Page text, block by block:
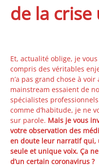
de la
Et, actualité oblige, je
compris des véritables
n’a pas grand chose à
mainstream essaient de
spécialistes
comme d’habitude, je ne
sur parole. Mais je vous
votre observation des
en doute leur narratif qui,
seule et unique voix. Ça
d’un certain coronavirus ?